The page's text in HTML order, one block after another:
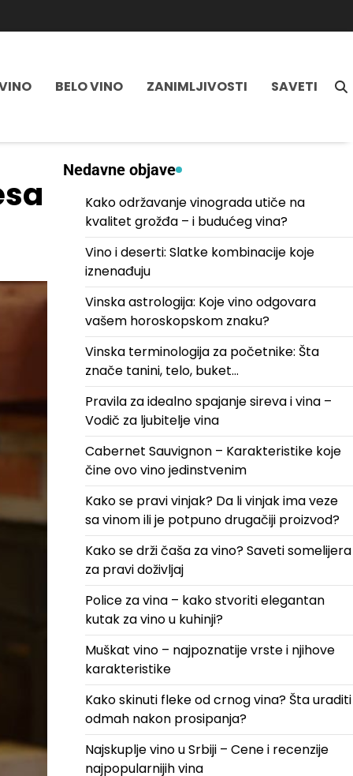
BELO VINO ZANIMLJIVOSTI SAVETI
Nedavne objave
Kako održavanje vinograda utiče na
kvalitet grožđa – i budućeg vina?
Vino i deserti: Slatke kombinacije koje
iznenađuju
Vinska astrologija: Koje vino odgovara
vašem horoskopskom znaku?
Vinska terminologija za početnike: Šta
znače tanini, telo, buket…
Pravila za idealno spajanje sireva i vina –
Vodič za ljubitelje vina
Cabernet Sauvignon – Karakteristike koje
čine ovo vino jedinstvenim
Kako se pravi vinjak? Da li vinjak ima veze
sa vinom ili je potpuno drugačiji proizvod?
Kako se drži čaša za vino? Saveti somelijera
za pravi doživljaj
Police za vina – kako stvoriti elegantan
kutak za vino u kuhinji?
Muškat vino – najpoznatije vrste i njihove
karakteristike
Kako skinuti fleke od crnog vina? Šta uraditi
odmah nakon prosipanja?
Najskuplje vino u Srbiji – Cene i recenzije
najpopularnijih vina